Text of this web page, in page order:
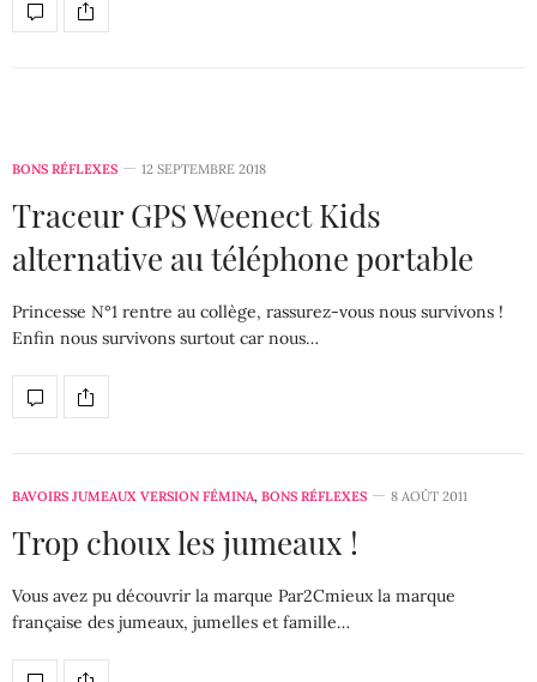
BONS RÉFLEXES 12 SEPTEMBRE 2018
Traceur GPS Weenect Kids
alternative au téléphone portable
Princesse N°1 rentre au collège, rassurez-vous nous survivons !
Enfin nous survivons surtout car nous…
BAVOIRS JUMEAUX VERSION FÉMINA, BONS RÉFLEXES 8 AOÛT 2011
Trop choux les jumeaux !
Vous avez pu découvrir la marque Par2Cmieux la marque
française des jumeaux, jumelles et famille…